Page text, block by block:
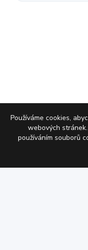
Používáme cookies,
webových
používáním souborů